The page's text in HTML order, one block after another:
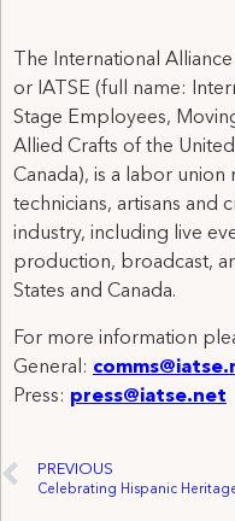
The International
or IATSE (full name:
Stage Employees,
Allied Crafts of the
Canada), is a labor
technicians, artisans and
industry, including live
production, broadcast,
States and Canada.
For more information
General:
Press: press@iatse.net
PREVIOUS